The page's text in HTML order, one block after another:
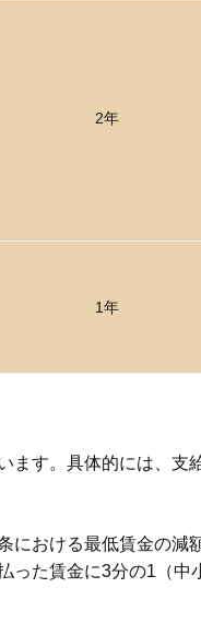
2年
1年
ます。具体的には、支
における最低賃金の減
った賃金に3分の1（中